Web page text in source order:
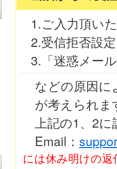
1.ご入力頂い
2.受信拒否設
3.「迷惑メー
などの原因
が考えられま
上記の1、2
Email：
には休み明けの